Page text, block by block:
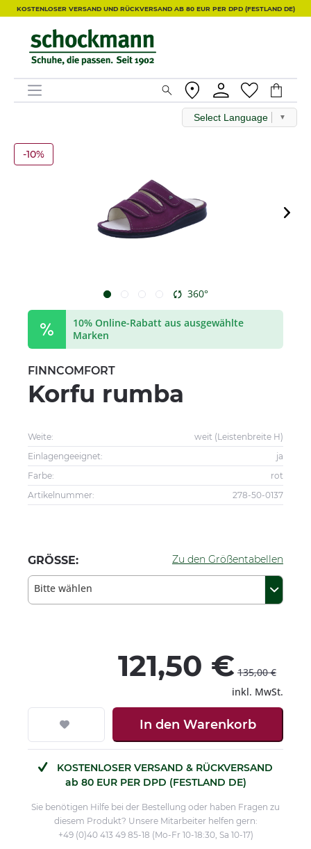
KOSTENLOSER VERSAND UND RÜCKVERSAND AB 80 EUR PER DPD (FESTLAND DE)
Select Language ▼
-10%
360°
10% Online-Rabatt aus ausgewählte
Marken
FINNCOMFORT
Korfu rumba
Weite:
weit (Leistenbreite H)
Einlagengeeignet:
ja
Farbe:
rot
Artikelnummer:
278-50-0137
GRÖSSE: Zu den Größentabellen
Bitte wählen
121,50 € 135,00 €
inkl. MwSt.
In den Warenkorb
KOSTENLOSER VERSAND & RÜCKVERSAND
ab 80 EUR PER DPD (FESTLAND DE)
Sie benötigen Hilfe bei der Bestellung oder haben Fragen zu
diesem Produkt? Unsere Mitarbeiter helfen gern:
+49 (0)40 413 49 85-18 (Mo-Fr 10-18:30, Sa 10-17)